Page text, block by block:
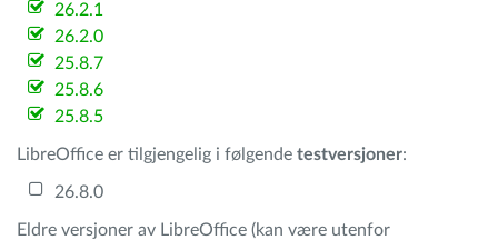
26.2.1
26.2.0
25.8.7
25.8.6
25.8.5
LibreOffice er tilgjengelig i følgende testversjoner:
26.8.0
Eldre versjoner av LibreOffice (kan være utenfor